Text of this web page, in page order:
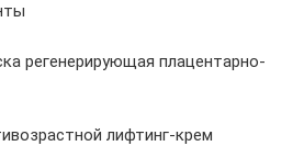
регенерирующая плацентарно-
лифтинг-крем